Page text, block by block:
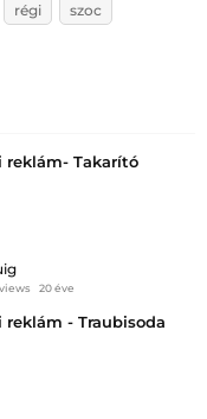
régi
szoc
reklám- Takarító
20 éve
reklám - Traubisoda